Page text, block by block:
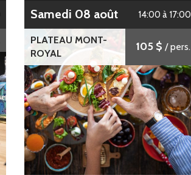
samedi 08 août 14:00 à 17:00
PLATEAU MONT-
ROYAL
105 $ / pers.